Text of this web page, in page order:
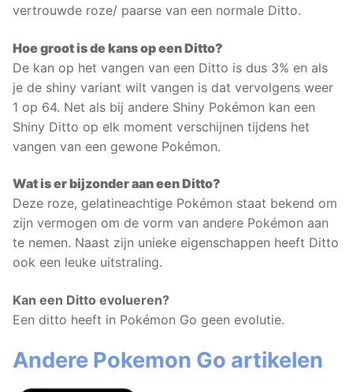
vertrouwde roze/ paarse van een normale Ditto.
Hoe groot is de kans op een Ditto?
De kan op het vangen van een Ditto is dus 3% en als
je de shiny variant wilt vangen is dat vervolgens weer
1 op 64. Net als bij andere Shiny Pokémon kan een
Shiny Ditto op elk moment verschijnen tijdens het
vangen van een gewone Pokémon.
Wat is er bijzonder aan een Ditto?
Deze roze, gelatineachtige Pokémon staat bekend om
zijn vermogen om de vorm van andere Pokémon aan
te nemen. Naast zijn unieke eigenschappen heeft Ditto
ook een leuke uitstraling.
Kan een Ditto evolueren?
Een ditto heeft in Pokémon Go geen evolutie.
Andere Pokemon Go artikelen